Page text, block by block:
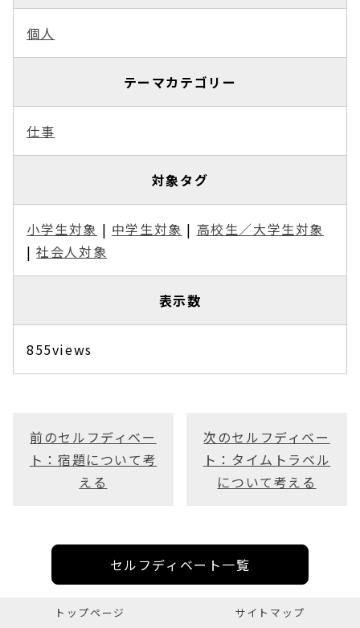
個人
テーマカテゴリー
仕事
対象タグ
小学生対象 | 中学生対象 | 高校生／大学生対象
|社会人対象
表示数
855views
前のセルフディベー
ト：宿題について考
える
次のセルフディベー
ト：タイムトラベル
について考える
セルフディベート一覧
トップページ サイトマップ